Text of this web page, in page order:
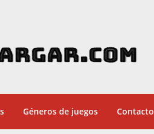
Géneros de juegos Contacto